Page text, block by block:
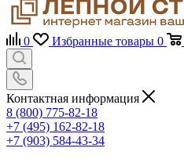
0 Избранные товары 0
Контактная информация
8 (800) 775-82-18
+7 (495) 162-82-18
+7 (903) 584-43-34